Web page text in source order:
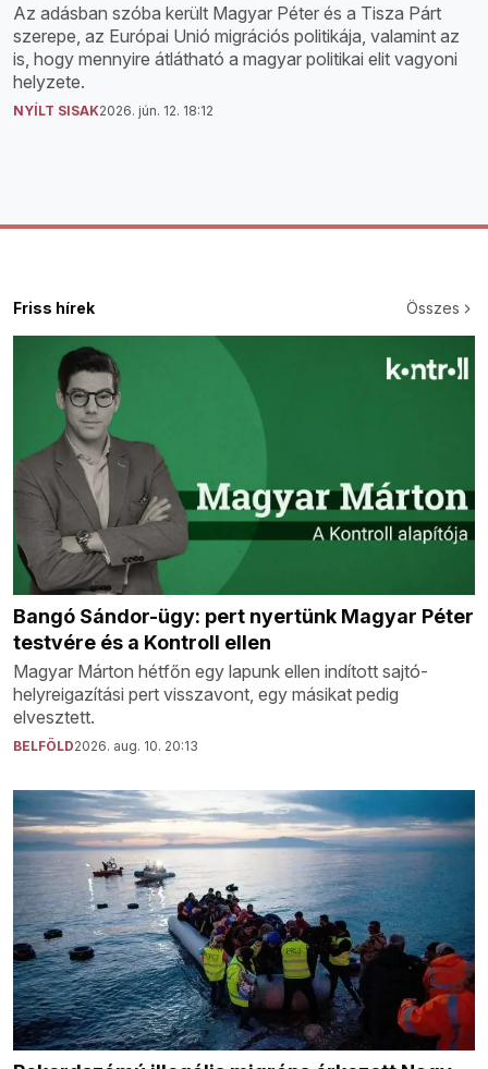
Az adásban szóba került Magyar Péter és a Tisza Párt
szerepe, az Európai Unió migrációs politikája, valamint az
is, hogy mennyire átlátható a magyar politikai elit vagyoni
helyzete.
NYÍLT SISAK2026. jún. 12. 18:12
Friss hírek Összes
Bangó Sándor-ügy: pert nyertünk Magyar Péter
testvére és a Kontroll ellen
Magyar Márton hétfőn egy lapunk ellen indított sajtó-
helyreigazítási pert visszavont, egy másikat pedig
elvesztett.
BELFÖLD2026. aug. 10. 20:13